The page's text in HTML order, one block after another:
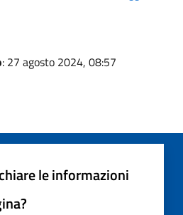
: 27 agosto 2024, 08:57
le informazioni